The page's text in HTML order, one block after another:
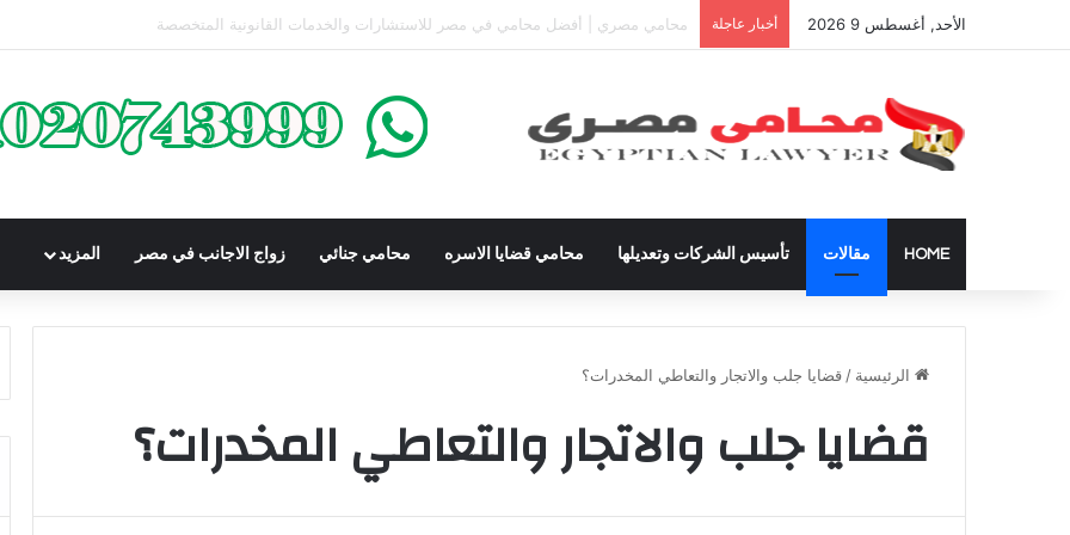
الأحد, أغسطس 9 2026 أخبار عاجلة دعوى تعيين قيم على المحكوم عليه بعقوبة سالبة للحرية | الشروط والصيغة القانونية
HOME مقالات تأسيس الشركات وتعديلها محامي قضايا الاسره محامي جنائي زواج الاجانب في مصر المزيد
الرئيسية / قضايا جلب والاتجار والتعاطي المخدرات؟
قضايا جلب والاتجار والتعاطي المخدرات؟